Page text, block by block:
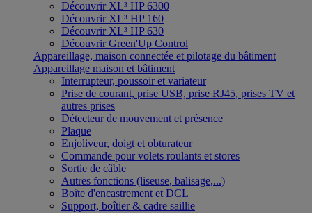
Découvrir XL³ HP 6300
Découvrir XL³ HP 160
Découvrir XL³ HP 630
Découvrir Green'Up Control
Appareillage, maison connectée et pilotage du bâtiment
Appareillage maison et bâtiment
Interrupteur, poussoir et variateur
Prise de courant, prise USB, prise RJ45, prises TV et
autres prises
Détecteur de mouvement et présence
Plaque
Enjoliveur, doigt et obturateur
Commande pour volets roulants et stores
Sortie de câble
Autres fonctions (liseuse, balisage,...)
Boîte d'encastrement et DCL
Support, boîtier & cadre saillie